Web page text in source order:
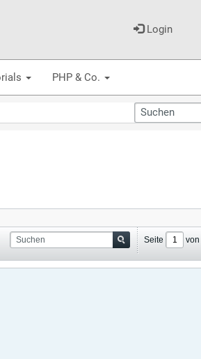
Login
PHP & Co.
Seite von